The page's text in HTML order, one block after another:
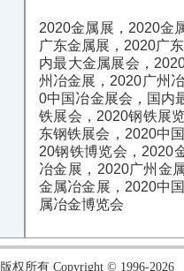
2020金属展， 2020金
广东金属展， 2020广
内最大金属展会，
州冶金展， 2020广州
0中国冶金展会，国内
铁展会， 2020钢铁展
东钢铁展会， 2020中
20钢铁博览会， 2020
冶金展， 2020广州金
金属冶金展， 2020中
属冶金博览会
版权所有 Copyright © 1996-2026